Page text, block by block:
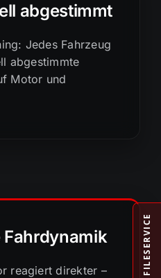
abgestimmt
Jedes Fahrzeug
abgestimmte
Motor und
Fahrdynamik
reagiert direkter – FILESERVICE